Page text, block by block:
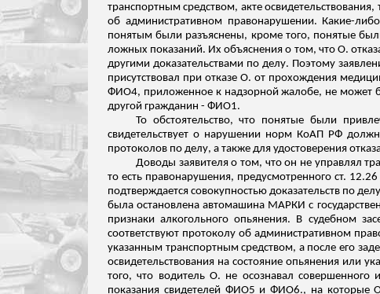
транспортным средством, акте
об административном правонарушении. Какие-
понятым были разъяснены, кроме того, понятые
ложных показаний. Их объяснения о том, что О.
другими доказательствами по делу. Поэтому
присутствовал при отказе О. от прохождения
ФИО4, приложенное к надзорной жалобе, не может
другой гражданин - ФИО1.
То обстоятельство, что понятые были
свидетельствует о нарушении норм КоАП РФ
протоколов по делу, а также для удостоверения
Доводы заявителя о том, что он не управлял
то есть правонарушения, предусмотренного ст.
подтверждается совокупностью доказательств по
была остановлена автомашина МАРКИ с
признаки алкогольного опьянения. В судебном
соответствуют протоколу об административном
указанным транспортным средством, а после его
освидетельствования на состояние опьянения или
того, что водитель О. не осознавал совершенного
показания свидетелей ФИО5 и ФИО6., на которые